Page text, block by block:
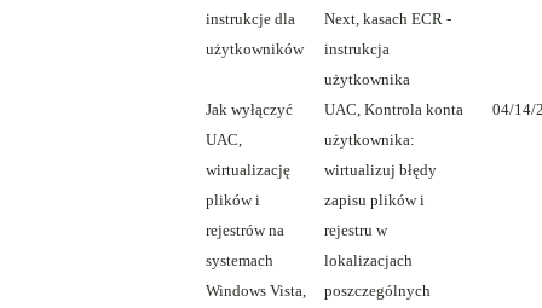
instrukcje dla
użytkowników
Next, kasach ECR -
instrukcja
użytkownika
Jak wyłączyć
UAC,
wirtualizację
plików i
rejestrów na
systemach
Windows Vista,
UAC, Kontrola konta
użytkownika:
wirtualizuj błędy
zapisu plików i
rejestru w
lokalizacjach
poszczególnych
04/14/